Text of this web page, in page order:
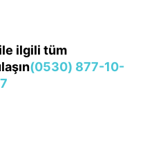
ilgili tüm
(0530) 877-10-